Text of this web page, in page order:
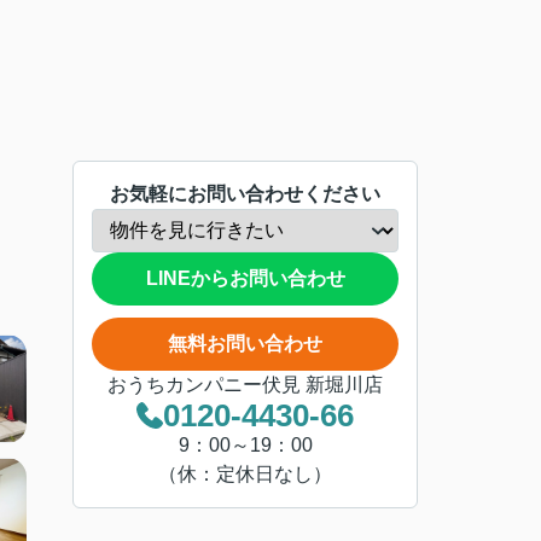
お気軽にお問い合わせください
LINEからお問い合わせ
無料お問い合わせ
おうちカンパニー伏見 新堀川店
0120-4430-66
9：00～19：00
（休：定休日なし）